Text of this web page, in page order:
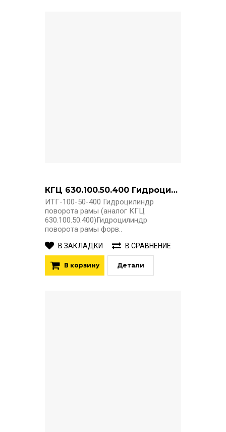
КГЦ 630.100.50.400 Гидроцилиндр поворота рамы (ИТГ-100-50-400)
ИТГ-100-50-400 Гидроцилиндр
поворота рамы (аналог КГЦ
630.100.50.400)Гидроцилиндр
поворота рамы форв..
В ЗАКЛАДКИ В СРАВНЕНИЕ
В корзину Детали